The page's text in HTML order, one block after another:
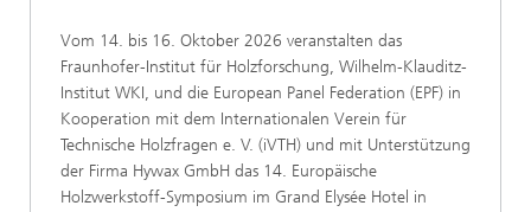
Vom 14. bis 16. Oktober 2026 veranstalten das
Fraunhofer-Institut für Holzforschung, Wilhelm-Klauditz-
Institut WKI, und die European Panel Federation (EPF) in
Kooperation mit dem Internationalen Verein für
Technische Holzfragen e. V. (iVTH) und mit Unterstützung
der Firma Hywax GmbH das 14. Europäische
Holzwerkstoff-Symposium im Grand Elysée Hotel in